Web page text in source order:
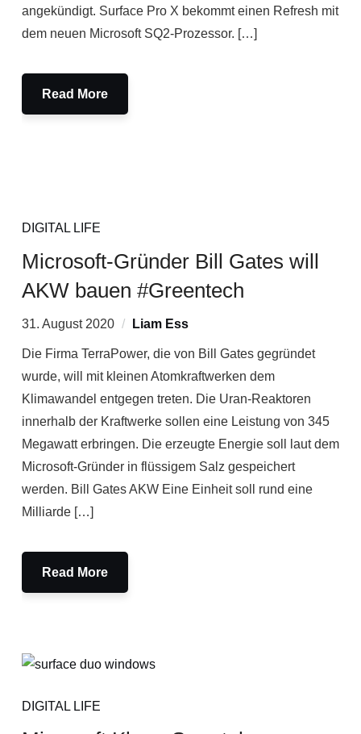
angekündigt. Surface Pro X bekommt einen Refresh mit
dem neuen Microsoft SQ2-Prozessor. […]
Read More
DIGITAL LIFE
Microsoft-Gründer Bill Gates will
AKW bauen #Greentech
31. August 2020 Liam Ess
Die Firma TerraPower, die von Bill Gates gegründet
wurde, will mit kleinen Atomkraftwerken dem
Klimawandel entgegen treten. Die Uran-Reaktoren
innerhalb der Kraftwerke sollen eine Leistung von 345
Megawatt erbringen. Die erzeugte Energie soll laut dem
Microsoft-Gründer in flüssigem Salz gespeichert
werden. Bill Gates AKW Eine Einheit soll rund eine
Milliarde […]
Read More
DIGITAL LIFE